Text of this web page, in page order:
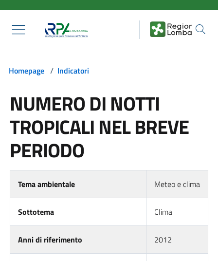
Homepage / Indicatori
NUMERO DI NOTTI
TROPICALI NEL BREVE
PERIODO
Tema ambientale Meteo e clima
Sottotema Clima
Anni di riferimento 2012